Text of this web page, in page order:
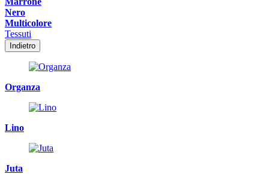
Nero
Multicolore
Tessuti
Indietro
Organza
Lino
Juta